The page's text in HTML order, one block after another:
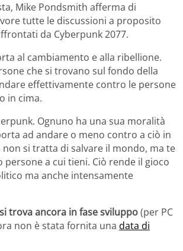
Mike Pondsmith afferma di
tutte le discussioni a proposito
da Cyberpunk 2077.
al cambiamento e alla ribellione.
che si trovano sul fondo della
effettivamente contro le persone
in cima.
Ognuno ha una sua moralità
ad andare o meno contro a ciò in
non si tratta di salvare il mondo, ma te
persone a cui tieni. Ciò rende il gioco
ma anche intensamente
si trova ancora in fase sviluppo(per PC
non è stata fornita una data di